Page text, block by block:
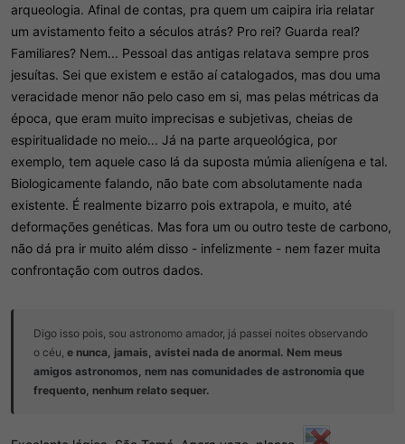
arqueologia. Afinal de contas, pra quem um caipira iria relatar
um avistamento feito a séculos atrás? Pro rei? Guarda real?
Familiares? Nem... Pessoal das antigas relatava sempre pros
jesuítas. Sei que existem e estão aí catalogados, mas dou uma
veracidade menor não pelo caso em si, mas pelas métricas da
época, que eram muito imprecisas e subjetivas, cheias de
espiritualidade no meio... Já na parte arqueológica, por
exemplo, tem aquele caso lá da suposta múmia alienígena e tal.
Biologicamente falando, não bate com absolutamente nada
existente. É realmente bizarro pois extrapola, e muito, até
deformações genéticas. Mas fora um ou outro teste de carbono,
não dá pra ir muito além disso - infelizmente - nem fazer muita
confrontação com outros dados.
Digo isso pois, sou astronomo amador, já passei noites observando
o céu, e nunca, jamais, avistei nada de anormal. Nem meus
amigos astronomos, nem nas comunidades de astronomia que
frequento, nenhum relato sequer.